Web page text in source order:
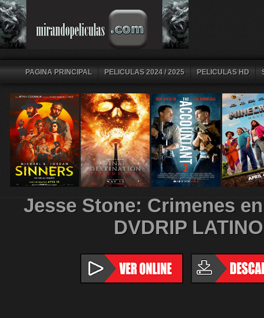
PAGINA PRINCIPAL PELICULAS 2024 / 2025 PELICULAS HD
Jesse Stone: Crimenes
DVDRIP LATINO